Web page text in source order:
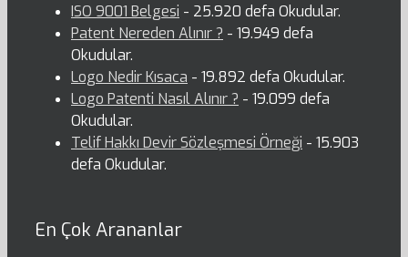
ISO 9001 Belgesi - 25.920 defa Okudular.
Patent Nereden Alınır ? - 19.949 defa
Okudular.
Logo Nedir Kısaca - 19.892 defa Okudular.
Logo Patenti Nasıl Alınır ? - 19.099 defa
Okudular.
Telif Hakkı Devir Sözleşmesi Örneği - 15.903
defa Okudular.
En Çok Arananlar